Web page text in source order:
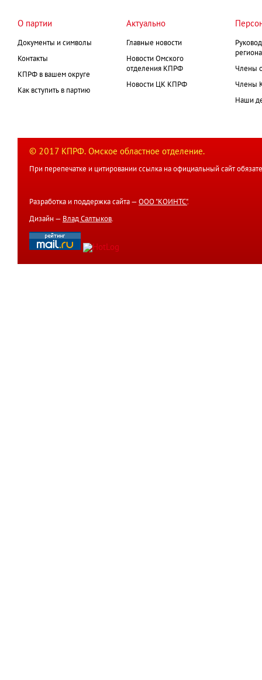
О партии
Документы и символы
Контакты
КПРФ в вашем округе
Как вступить в партию
Актуально
Главные новости
Новости Омского
отделения КПРФ
Новости ЦК КПРФ
Члены
Члены
Наши
© 2017 КПРФ. Омское областное отделение.
При перепечатке и цитировании ссылка на официальный сайт
Разработка и поддержка сайта — ООО "КОИНТС".
Дизайн — Влад Салтыков.